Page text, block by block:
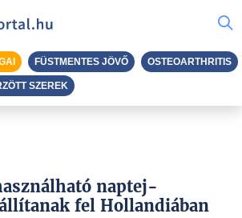
naptej-
fel Hollandiában
FÜSTMENTES JÖVŐ OSTEOARTHRITIS
SZEREK